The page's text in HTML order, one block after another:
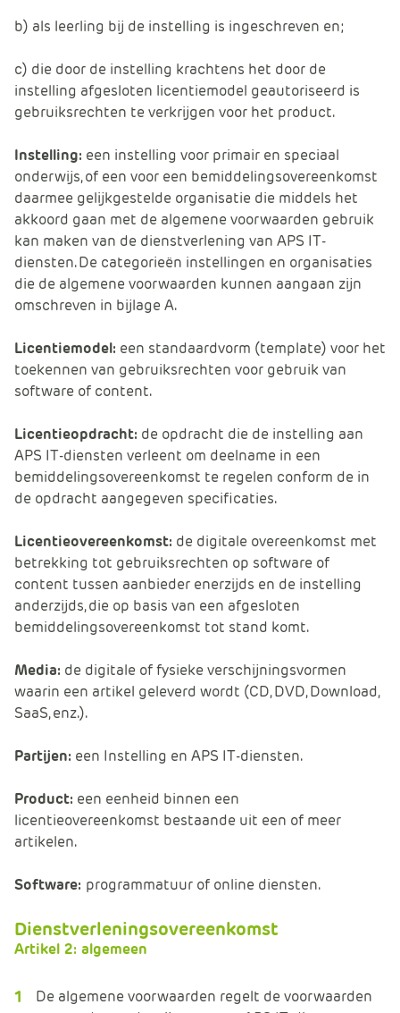
b) als leerling bij de instelling is ingeschreven en;
c) die door de instelling krachtens het door de
instelling afgesloten licentiemodel geautoriseerd is
gebruiksrechten te verkrijgen voor het product.
Instelling: een instelling voor primair en speciaal
onderwijs, of een voor een bemiddelingsovereenkomst
daarmee gelijkgestelde organisatie die middels het
akkoord gaan met de algemene voorwaarden gebruik
kan maken van de dienstverlening van APS IT-
diensten. De categorieën instellingen en organisaties
die de algemene voorwaarden kunnen aangaan zijn
omschreven in bijlage A.
Licentiemodel: een standaardvorm (template) voor het
toekennen van gebruiksrechten voor gebruik van
software of content.
Licentieopdracht: de opdracht die de instelling aan
APS IT-diensten verleent om deelname in een
bemiddelingsovereenkomst te regelen conform de in
de opdracht aangegeven specificaties.
Licentieovereenkomst: de digitale overeenkomst met
betrekking tot gebruiksrechten op software of
content tussen aanbieder enerzijds en de instelling
anderzijds, die op basis van een afgesloten
bemiddelingsovereenkomst tot stand komt.
Media: de digitale of fysieke verschijningsvormen
waarin een artikel geleverd wordt (CD, DVD, Download,
SaaS, enz.).
Partijen: een Instelling en APS IT-diensten.
Product: een eenheid binnen een
licentieovereenkomst bestaande uit een of meer
artikelen.
Software: programmatuur of online diensten.
Dienstverleningsovereenkomst
Artikel 2: algemeen
De algemene voorwaarden regelt de voorwaarden